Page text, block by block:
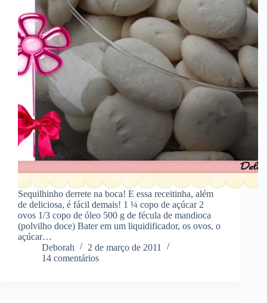
Sequilhinho derrete na boca! E essa receitinha, além
de deliciosa, é fácil demais! 1 ¼ copo de açúcar 2
ovos 1/3 copo de óleo 500 g de fécula de mandioca
(polvilho doce) Bater em um liquidificador, os ovos, o
açúcar…
Deborah
2 de março de 2011
14 comentários